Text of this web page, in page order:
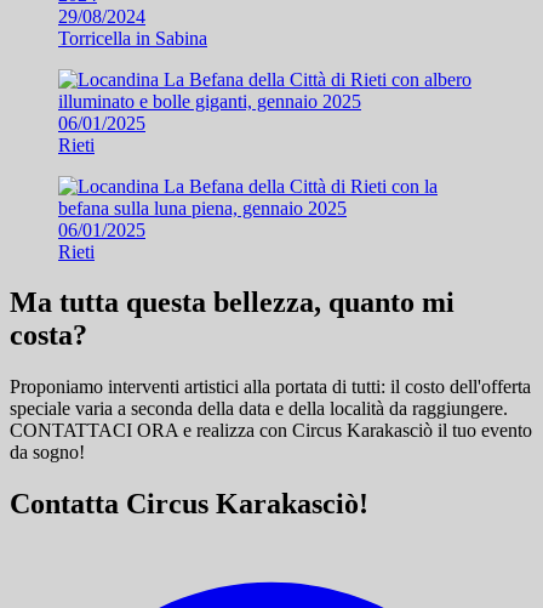
29/08/2024
Torricella in Sabina
06/01/2025
Rieti
06/01/2025
Rieti
Ma tutta questa bellezza, quanto mi
costa?
Proponiamo interventi artistici alla portata di tutti: il costo dell'offerta
speciale varia a seconda della data e della località da raggiungere.
CONTATTACI ORA e realizza con Circus Karakasciò il tuo evento
da sogno!
Contatta Circus Karakasciò!